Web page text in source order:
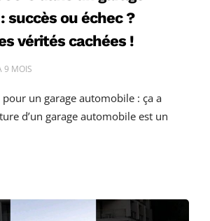
succès ou échec ?
vérités cachées !
9 MOIS
un garage automobile : ça a
d’un garage automobile est un